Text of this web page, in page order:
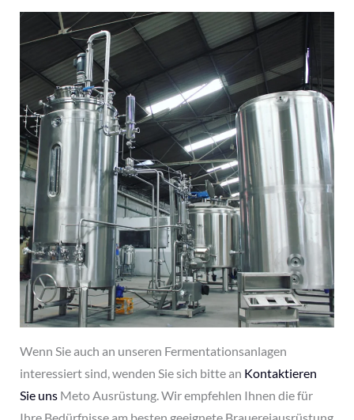
Wenn Sie auch an unseren Fermentationsanlagen
interessiert sind, wenden Sie sich bitte an Kontaktieren
Sie uns Meto Ausrüstung. Wir empfehlen Ihnen die für